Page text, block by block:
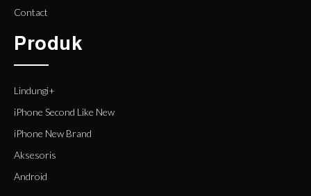
Contact
Produk
Lindungi+
iPhone Second Like New
iPhone New Brand
Aksesoris
Android